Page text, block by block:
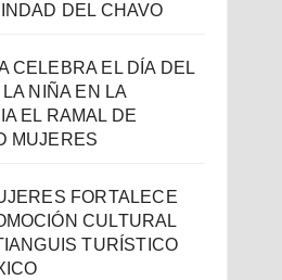
DEL CHAVO
CELEBRA EL DÍA DEL
LA NIÑA EN LA
EL RAMAL DE
MUJERES
FORTALECE
CULTURAL
TURÍSTICO